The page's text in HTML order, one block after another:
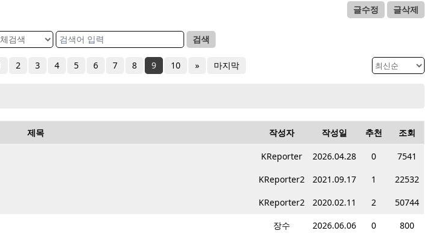
글수정 글삭제
검색
2 3 4 5 6 7 8 9 10 » 마지막
제목 작성자 작성일 추천 조회
KReporter 2026.04.28 0
7541
KReporter2 2021.09.17 1
22532
KReporter2 2020.02.11 2
50744
장수 2026.06.06 0
800